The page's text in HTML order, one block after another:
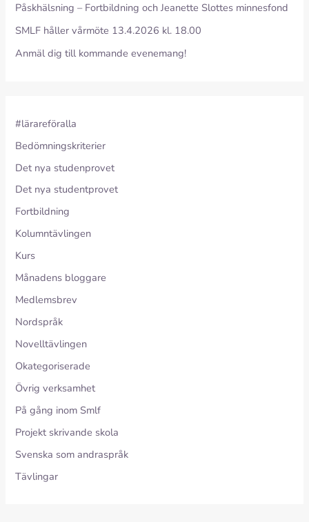
Påskhälsning – Fortbildning och Jeanette Slottes minnesfond
SMLF håller vårmöte 13.4.2026 kl. 18.00
Anmäl dig till kommande evenemang!
#lärareföralla
Bedömningskriterier
Det nya studenprovet
Det nya studentprovet
Fortbildning
Kolumntävlingen
Kurs
Månadens bloggare
Medlemsbrev
Nordspråk
Novelltävlingen
Okategoriserade
Övrig verksamhet
På gång inom Smlf
Projekt skrivande skola
Svenska som andraspråk
Tävlingar